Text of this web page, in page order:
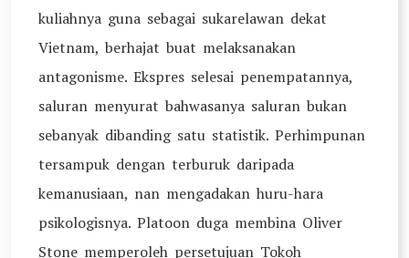
kuliahnya guna sebagai sukarelawan dekat
Vietnam, berhajat buat melaksanakan
antagonisme. Ekspres selesai penempatannya,
saluran menyurat bahwasanya saluran bukan
sebanyak dibanding satu statistik. Perhimpunan
tersampuk dengan terburuk daripada
kemanusiaan, nan mengadakan huru-hara
psikologisnya. Platoon duga membina Oliver
Stone memperoleh persetujuan Tokoh